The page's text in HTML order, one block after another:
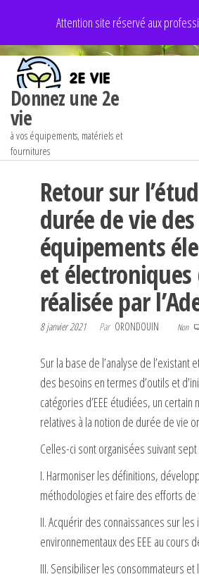
contenu
Attention site réservé aux
Donnez une 2e
vie
à vos équipements, matériels et
fournitures
Retour sur
durée de vie des
équipements
et électroniques
réalisée par
8 janvier 2021 Par ORONDOUIN Non
Sur la base de l’analyse de l’existant
des besoins en termes d’outils et
catégories d’EEE étudiées, un
relatives à la notion de durée de vie
Celles-ci sont organisées suivant sept
I. Harmoniser les définitions,
méthodologies et faire des efforts
II. Acquérir des connaissances sur les
environnementaux des EEE au cours
III. Sensibiliser les consommateurs